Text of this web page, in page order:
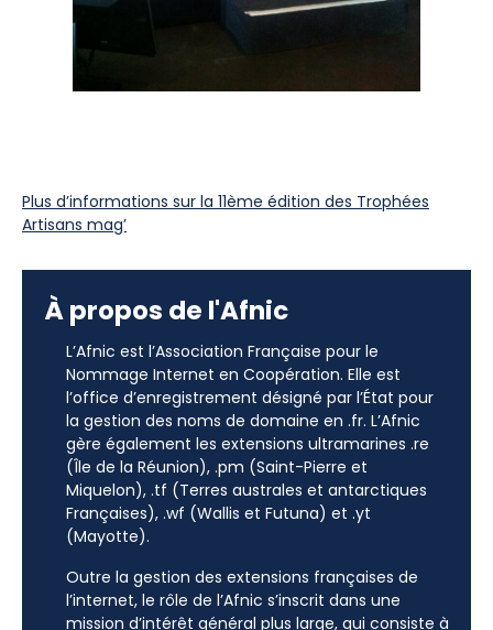
Plus d’informations sur la 11ème édition des Trophées
Artisans mag’
À propos de l'Afnic
L’Afnic est l’Association Française pour le
Nommage Internet en Coopération. Elle est
l’office d’enregistrement désigné par l’État pour
la gestion des noms de domaine en .fr. L’Afnic
gère également les extensions ultramarines .re
(Île de la Réunion), .pm (Saint-Pierre et
Miquelon), .tf (Terres australes et antarctiques
Françaises), .wf (Wallis et Futuna) et .yt
(Mayotte).
Outre la gestion des extensions françaises de
l’internet, le rôle de l’Afnic s’inscrit dans une
mission d’intérêt général plus large, qui consiste à